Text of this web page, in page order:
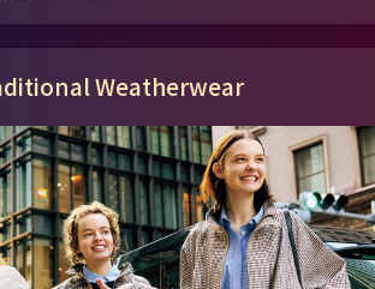
Weatherwear